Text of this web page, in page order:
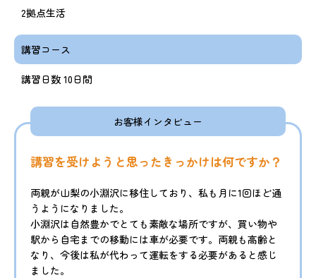
2拠点生活
講習コース
講習日数 10日間
お客様インタビュー
講習を受けようと思ったきっかけは何ですか？
両親が山梨の小淵沢に移住しており、私も月に1回ほど通
うようになりました。
小淵沢は自然豊かでとても素敵な場所ですが、買い物や
駅から自宅までの移動には車が必要です。両親も高齢と
なり、今後は私が代わって運転をする必要があると感じ
ました。